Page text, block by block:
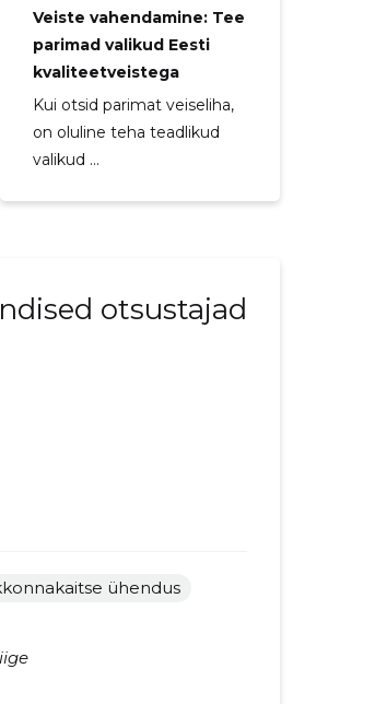
Veiste vahendamine: Tee
parimad valikud Eesti
kvaliteetveistega
Kui otsid parimat veiseliha,
on oluline teha teadlikud
valikud ...
otsustajad
ühendus